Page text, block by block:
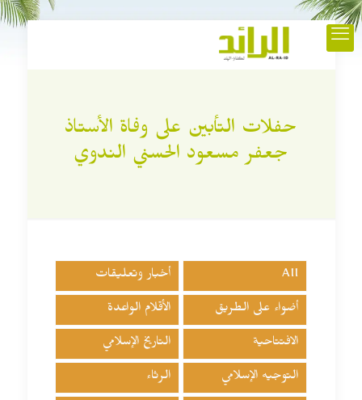
حفلات التأبين على وفاة الأستاذ
جعفر مسعود الحسني الندوي
All أخبار وتعليقات
أضواء على الطريق الأقلام الواعدة
الافتتاحية التاريخ الإسلامي
التوجيه الإسلامي الرثاء